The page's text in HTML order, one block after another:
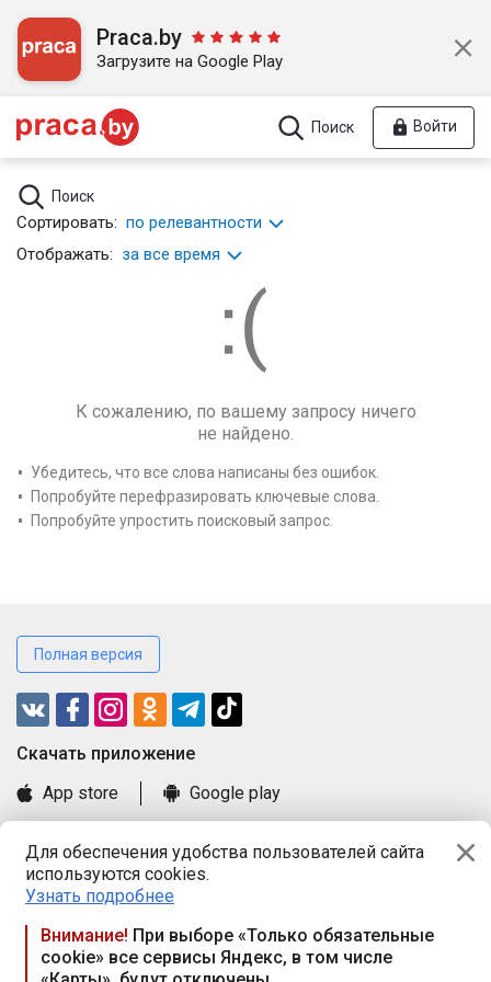
Для обеспечения удобства пользователей сайта
используются cookies.
Узнать подробнее
Внимание! При выборе «Только обязательные
cookie» все сервисы Яндекс, в том числе
Praca.by
Загрузите на Google Play
Поиск Войти
Поиск
Сортировать: по релевантности
Отображать: за все время
К сожалению, по вашему запросу ничего
не найдено.
Убедитесь, что все слова написаны без ошибок.
Попробуйте перефразировать ключевые слова.
Попробуйте упростить поисковый запрос.
Полная версия
Cкачать приложение
App store
Google play
Книга замечаний и предложений
Правила и документы
Praca.by © 2000—2026, ООО «ПРАЦА БАЙ»
Республика Беларусь, 220114, г. Минск, пр-т Независимости
117а, пом. № 9.